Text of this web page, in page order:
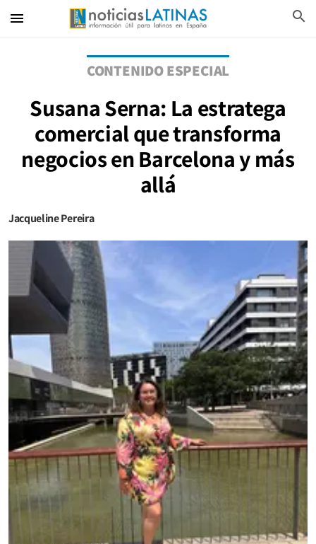
menu search
CONTENIDO ESPECIAL
Susana Serna: La estratega
comercial que transforma
negocios en Barcelona y más
allá
Jacqueline Pereira